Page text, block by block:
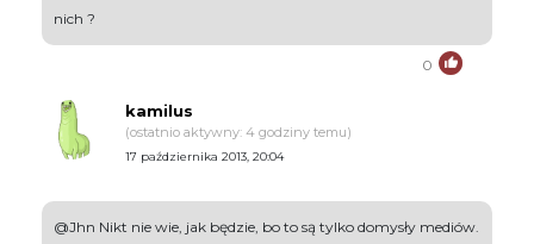
nich ?
0
kamilus
(ostatnio aktywny: 4 godziny temu)
17 października 2013, 20:04
@Jhn Nikt nie wie, jak będzie, bo to są tylko domysły mediów.